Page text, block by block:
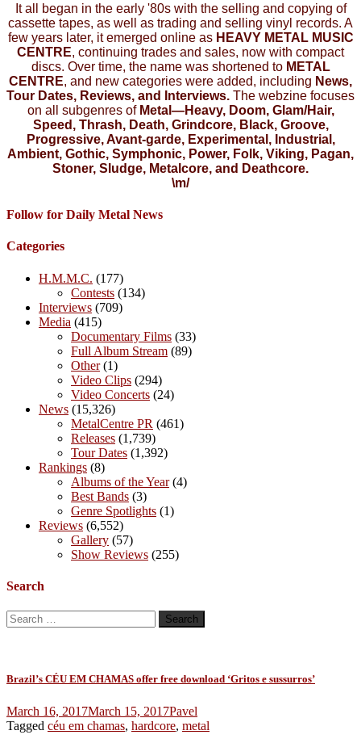
It all began in the early '80s with the selling and copying of
cassette tapes, as well as trading and selling vinyl records. A
few years later, it emerged online as HEAVY METAL MUSIC
CENTRE, continuing trades and sales, now with compact
discs. Over time, the name was shortened to METAL
CENTRE, and new categories were added, including News,
Tour Dates, Reviews, and Interviews. The webzine focuses
on all subgenres of Metal—Heavy, Doom, Glam/Hair,
Speed, Thrash, Death, Grindcore, Black, Groove,
Progressive, Avant-garde, Experimental, Industrial,
Ambient, Gothic, Symphonic, Power, Folk, Viking, Pagan,
Stoner, Sludge, Metalcore, and Deathcore.
\m/
Follow for Daily Metal News
Categories
H.M.M.C. (177)
Contests (134)
Interviews (709)
Media (415)
Documentary Films (33)
Full Album Stream (89)
Other(1)
Video Clips (294)
Video Concerts (24)
News (15,326)
MetalCentre PR (461)
Releases (1,739)
Tour Dates (1,392)
Rankings (8)
Albums of the Year(4)
Best Bands (3)
Genre Spotlights (1)
Reviews (6,552)
Gallery (57)
Show Reviews (255)
Search
Search
for:
Brazil’s CÉU EM CHAMAS offer free download ‘Gritos e sussurros’
March 16, 2017March 15, 2017Pavel
Tagged céu em chamas, hardcore, metal